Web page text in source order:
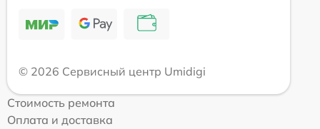
© 2026 Сервисный центр Umidigi
Стоимость ремонта
Оплата и доставка